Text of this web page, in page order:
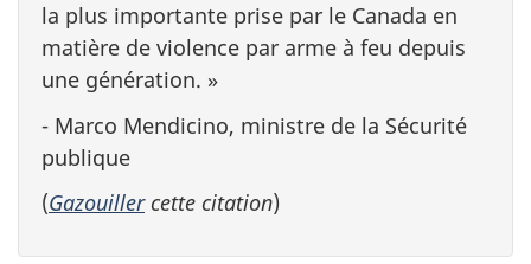
la plus importante prise par le Canada en
matière de violence par arme à feu depuis
une génération. »
- Marco Mendicino, ministre de la Sécurité
publique
(Gazouillercette citation)